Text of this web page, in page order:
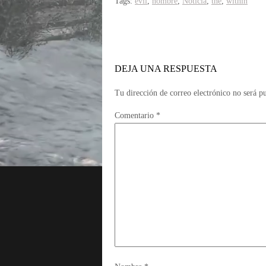
DEJA UNA RESPUESTA
Tu dirección de correo electrónico no será
Comentario *